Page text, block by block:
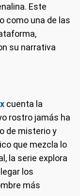
Este
como una de las
su narrativa
cuenta la
rostro jamás ha
de misterio y
que mezcla lo
la serie explora
los
más